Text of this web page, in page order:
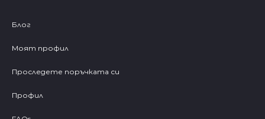
Блог
Моят профил
Проследете поръчката си
Профил